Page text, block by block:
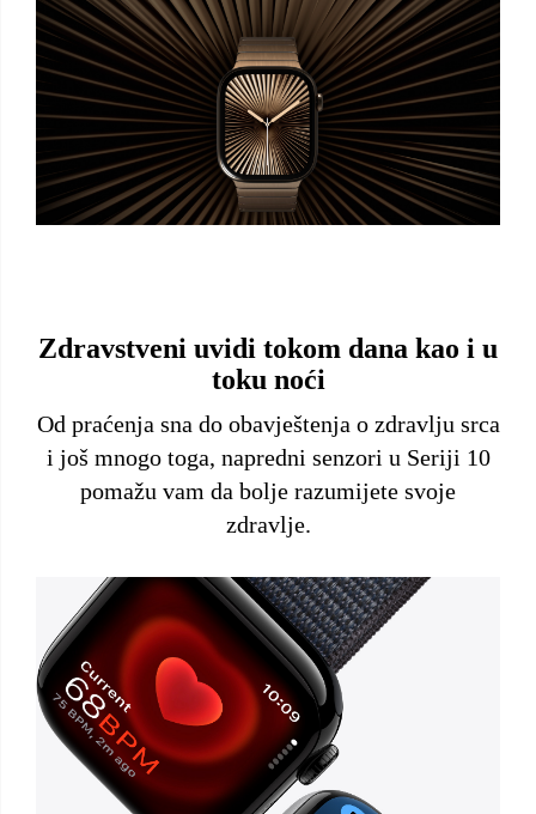
Zdravstveni uvidi tokom dana kao i u
toku noći
Od praćenja sna do obavještenja o zdravlju srca
i još mnogo toga, napredni senzori u Seriji 10
pomažu vam da bolje razumijete svoje
zdravlje.